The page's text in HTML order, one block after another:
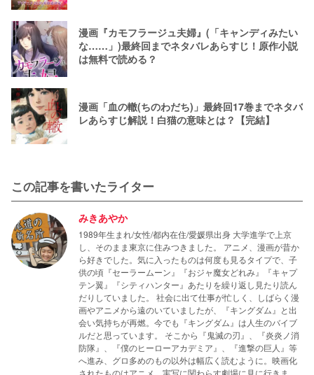
漫画『カモフラージュ夫婦』(「キャンディみたい
な……」)最終回までネタバレあらすじ！原作小説
は無料で読める？
漫画「血の轍(ちのわだち)」最終回17巻までネタバ
レあらすじ解説！白猫の意味とは？【完結】
この記事を書いたライター
みきあやか
1989年生まれ/女性/都内在住/愛媛県出身 大学進学で上京
し、そのまま東京に住みつきました。 アニメ、漫画が昔か
ら好きでした。気に入ったものは何度も見るタイプで、子
供の頃『セーラームーン』『おジャ魔女どれみ』『キャプ
テン翼』『シティハンター』あたりを繰り返し見たり読ん
だりしていました。 社会に出て仕事が忙しく、しばらく漫
画やアニメから遠のいていましたが、『キングダム』と出
会い気持ちが再燃。今でも『キングダム』は人生のバイブ
ルだと思っています。 そこから『鬼滅の刃』、『炎炎ノ消
防隊』、『僕のヒーローアカデミア』、『進撃の巨人』等
へ進み、グロ多めのもの以外は幅広く読むように。映画化
されたものはアニメ、実写に関わらす劇場に見に行きま